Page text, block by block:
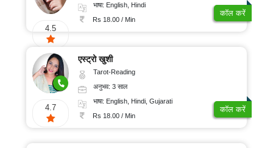
4.5
भाषा: English, Hindi
Rs 18.00 / Min
कॉल करें
4.7
एस्ट्रो खुशी
Tarot-Reading
अनुभव: 3 साल
भाषा: English, Hindi, Gujarati
Rs 18.00 / Min
कॉल करें